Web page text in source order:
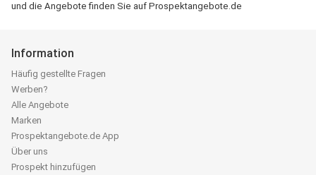
und die Angebote finden Sie auf Prospektangebote.de
Information
Häufig gestellte Fragen
Werben?
Alle Angebote
Marken
Prospektangebote.de App
Über uns
Prospekt hinzufügen